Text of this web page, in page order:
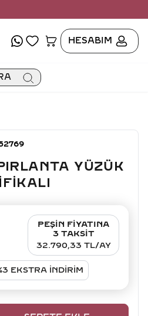
HESABIM
YÜZÜK
PEŞİN FİYATINA
3 TAKSİT
32.790,33 TL/AY
3 EKSTRA İNDİRİM